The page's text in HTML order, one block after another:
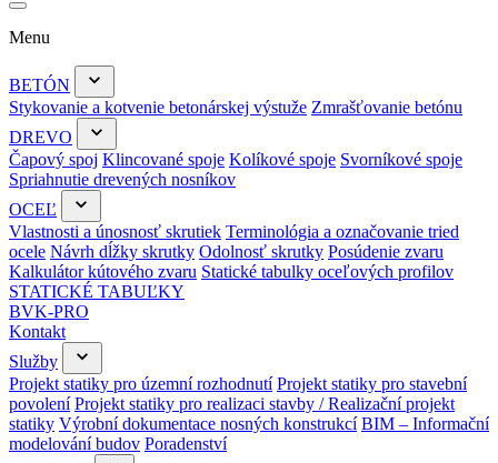
Menu
BETÓN
Stykovanie a kotvenie betonárskej výstuže Zmrašťovanie betónu
DREVO
Čapový spoj Klincované spoje Kolíkové spoje Svorníkové spoje
Spriahnutie drevených nosníkov
OCEĽ
Vlastnosti a únosnosť skrutiek Terminológia a označovanie tried
ocele Návrh dĺžky skrutky Odolnosť skrutky Posúdenie zvaru
Kalkulátor kútového zvaru Statické tabulky oceľových profilov
STATICKÉ TABUĽKY
BVK-PRO
Kontakt
Služby
Projekt statiky pro územní rozhodnutí Projekt statiky pro stavební
povolení Projekt statiky pro realizaci stavby / Realizační projekt
statiky Výrobní dokumentace nosných konstrukcí BIM – Informační
modelování budov Poradenství